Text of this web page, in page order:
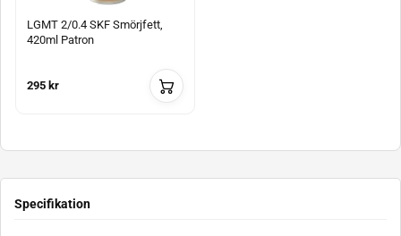
LGMT 2/0.4 SKF Smörjfett,
420ml Patron
295 kr
Specifikation